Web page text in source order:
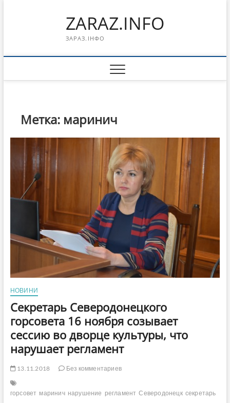
ZARAZ.INFO
ЗАРАЗ.ІНФО
Метка: маринич
НОВИНИ
Секретарь Северодонецкого
горсовета 16 ноября созывает
сессию во дворце культуры, что
нарушает регламент
13.11.2018 Без комментариев
горсовет маринич нарушение регламент Северодонецк секретарь